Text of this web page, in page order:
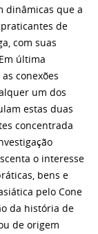
dinâmicas que a
de
com suas
última
conexões
um dos
estas duas
concentrada
o interesse
bens e
pelo Cone
da história de
de origem